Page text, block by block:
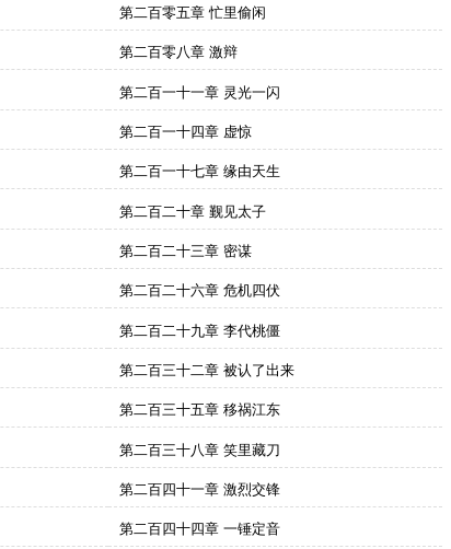
第二百零五章 忙里偷闲
第二百零八章 激辩
第二百一十一章 灵光一闪
第二百一十四章 虚惊
第二百一十七章 缘由天生
第二百二十章 觐见太子
第二百二十三章 密谋
第二百二十六章 危机四伏
第二百二十九章 李代桃僵
第二百三十二章 被认了出来
第二百三十五章 移祸江东
第二百三十八章 笑里藏刀
第二百四十一章 激烈交锋
第二百四十四章 一锤定音